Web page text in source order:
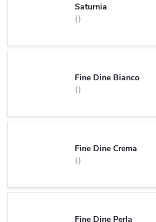
Saturnia
Fine Dine Bianco
Fine Dine Crema
Fine Dine Perla